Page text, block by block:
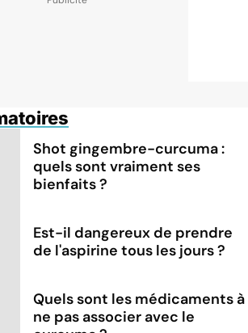
Shot gingembre-curcuma :
quels sont vraiment ses
bienfaits ?
Est-il dangereux de prendre
de l'aspirine tous les jours ?
Quels sont les médicaments à
ne pas associer avec le